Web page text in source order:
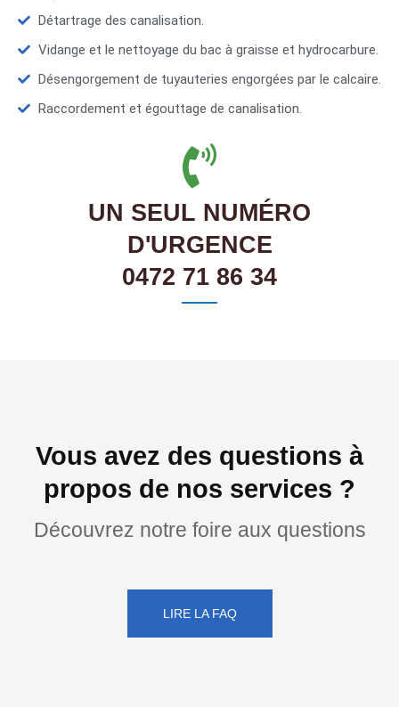
Détartrage des canalisation.
Vidange et le nettoyage du bac à graisse et hydrocarbure.
Désengorgement de tuyauteries engorgées par le calcaire.
Raccordement et égouttage de canalisation.
UN SEUL NUMÉRO
D'URGENCE
0472 71 86 34
Vous avez des questions à
propos de nos services ?
Découvrez notre foire aux questions
LIRE LA FAQ